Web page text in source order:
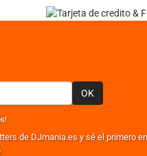
OK
de DJmania.es y sé el primero en